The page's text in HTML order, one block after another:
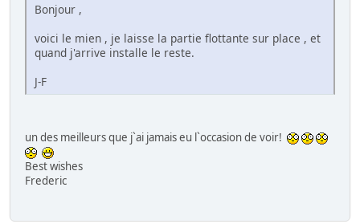
Bonjour ,
voici le mien , je laisse la partie flottante sur place , et
quand j'arrive installe le reste.
J-F
un des meilleurs que j`ai jamais eu l`occasion de voir!
Best wishes
Frederic